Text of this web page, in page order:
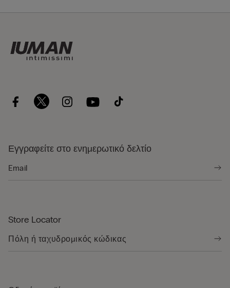
Εγγραφείτε στο ενημερωτικό δελτίο
Store Locator